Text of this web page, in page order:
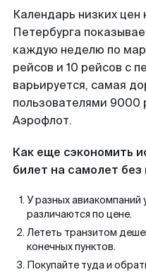
Календарь низких
Петербурга
каждую неделю по
рейсов и 10 рейсов с
варьируется, самая
пользователями 9000
Аэрофлот.
Как еще сэкономить
билет на самолет без
У разных авиакомпаний
различаются по цене.
Лететь транзитом
конечных пунктов.
Покупайте туда и